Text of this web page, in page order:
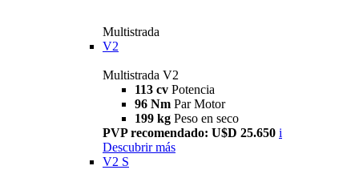
Multistrada
V2
Multistrada V2
113 cv Potencia
96 Nm Par Motor
199 kg Peso en seco
PVP recomendado: U$D 25.650 i
Descubrir más
V2 S